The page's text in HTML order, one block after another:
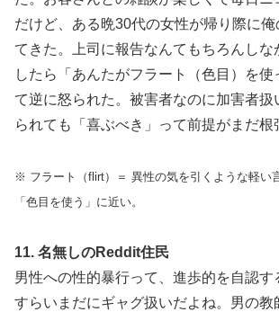
だけど、ある晩30代の女性が帰り際に俺
てきた。上司に報告なんてもちろんしな
したら「あんたがフラート（色目）を使
て逆に怒られた。被害者なのに加害者扱
られても「喜ぶべき」って前提がまだ根
※ フラート（flirt）＝ 異性の気を引くような軽い
「色目を使う」に近い。
11. 名無しのReddit住民
男性への性的暴行って、進歩的を自認す
すらいまだにギャグ扱いだよね。男の教